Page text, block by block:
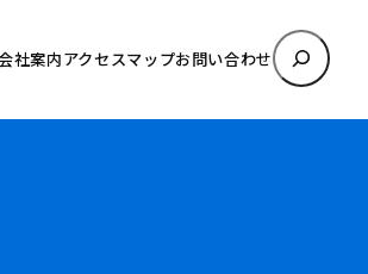
社案内アクセスマップお問い合わせ
検
索